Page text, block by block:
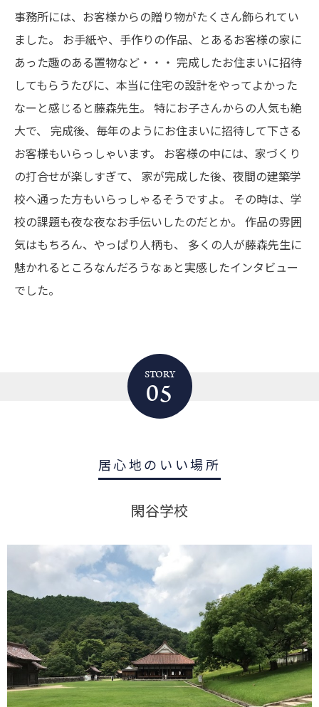
事務所には、お客様からの贈り物がたくさん飾られてい
ました。
お手紙や、手作りの作品、とあるお客様の家に
あった趣のある置物など・・・ 完成したお住まいに招待
してもらうたびに、本当に住宅の設計をやってよかった
なーと感じると藤森先生。
特にお子さんからの人気も絶
大で、
完成後、毎年のようにお住まいに招待して下さる
お客様もいらっしゃいます。
お客様の中には、家づくり
の打合せが楽しすぎて、 家が完成した後、夜間の建築学
校へ通った方もいらっしゃるそうですよ。
その時は、学
校の課題も夜な夜なお手伝いしたのだとか。 作品の雰囲
気はもちろん、やっぱり人柄も、
多くの人が藤森先生に
魅かれるところなんだろうなぁと実感したインタビュー
でした。
STORY
05
居心地のいい場所
閑谷学校